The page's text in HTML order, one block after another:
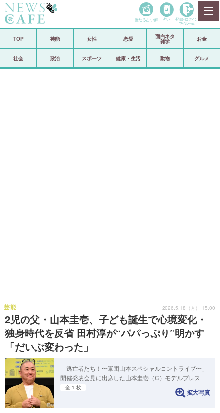
政治
当たる占い師 占い 登録• ログイン
マイルーム
TOP 芸能 女性 恋愛
面白ネタ
雑学
お金
社会 政治 スポーツ 健康・生活 動物 グルメ
2児の父・山本圭壱、子ども誕生で心境変化・
独身時代を反省 田村淳が“パパっぷり”明かす
「だいぶ変わった」
芸能 2026.5.18（月） 15:00
「逃亡者たち！〜軍団山本スペシャルコントライブ〜」
開催発表会見に出席した山本圭壱（C）モデルプレス
全 1 枚
拡大写真